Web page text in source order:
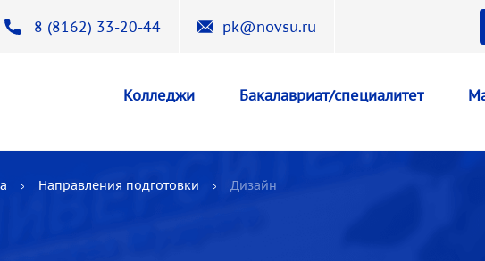
8 (8162) 33-20-44 pk@novsu.ru
Колледжи Бакалавриат/специалитет
Направления подготовки Дизайн